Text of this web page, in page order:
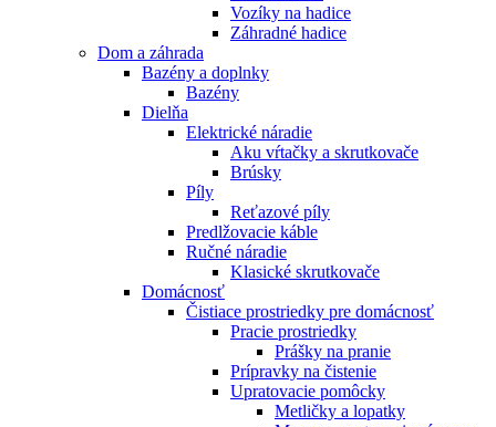
Vozíky na hadice
Záhradné hadice
Dom a záhrada
Bazény a doplnky
Bazény
Dielňa
Elektrické náradie
Aku vŕtačky a skrutkovače
Brúsky
Píly
Reťazové píly
Predlžovacie káble
Ručné náradie
Klasické skrutkovače
Domácnosť
Čistiace prostriedky pre domácnosť
Pracie prostriedky
Prášky na pranie
Prípravky na čistenie
Upratovacie pomôcky
Metličky a lopatky